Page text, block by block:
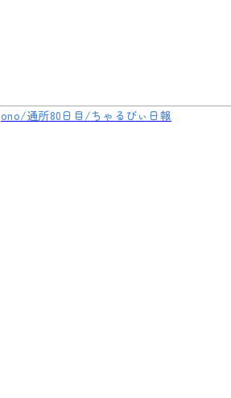
ono/通所80日目/ちゃるびぃ日報